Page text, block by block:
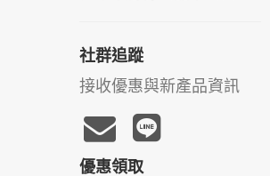
社群追蹤
接收優惠與新產品資訊
優惠領取